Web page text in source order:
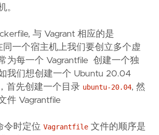
。
与 Vagrant 相应的是
同一个宿主机上我们要创立多个虚
为每一个 Vagrantfile 创建一个独
我们想创建一个 Ubuntu 20.04
首先创建一个目录 ubuntu-20.04, 然
件 Vagrantfile
令时定位 Vagrantfile 文件的顺序是